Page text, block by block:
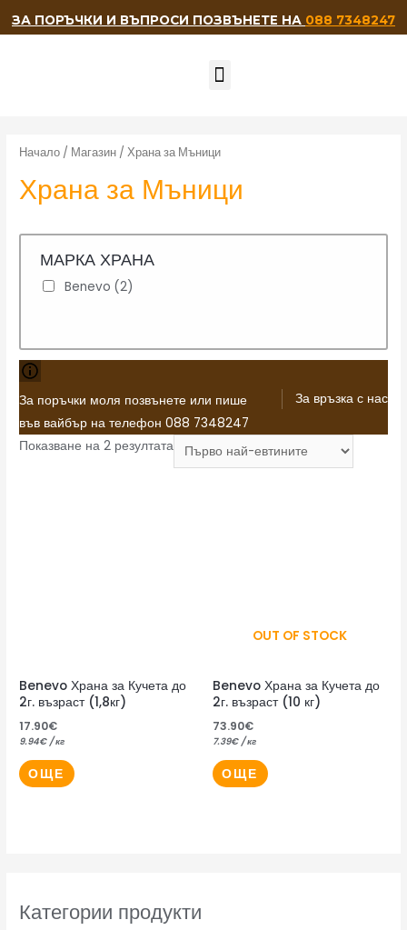
ЗА ПОРЪЧКИ И ВЪПРОСИ ПОЗВЪНЕТЕ НА 088 7348247
Категории продукти
Начало / Магазин / Храна за Мъници
Храна за Мъници
МАРКА ХРАНА
Benevo (2)
За връзка с нас
За поръчки моля позвънете или пише
във вайбър на телефон 088 7348247
Показване на 2 резултата
Benevo Храна за Кучета до
2г. възраст (1,8кг)
17.90€
9.94€ / кг
ОЩЕ
OUT OF STOCK
Benevo Храна за Кучета до
2г. възраст (10 кг)
73.90€
7.39€ / кг
ОЩЕ